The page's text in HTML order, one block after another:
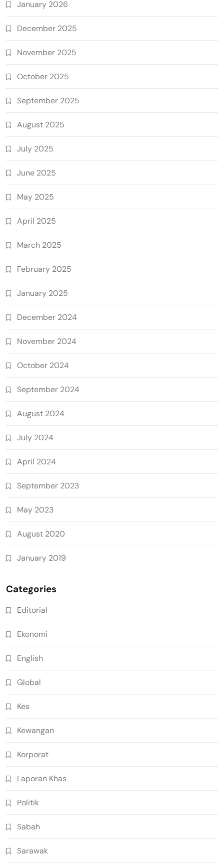
January 2026
December 2025
November 2025
October 2025
September 2025
August 2025
July 2025
June 2025
May 2025
April 2025
March 2025
February 2025
January 2025
December 2024
November 2024
October 2024
September 2024
August 2024
July 2024
April 2024
September 2023
May 2023
August 2020
January 2019
Categories
Editorial
Ekonomi
English
Global
Kes
Kewangan
Korporat
Laporan Khas
Politik
Sabah
Sarawak